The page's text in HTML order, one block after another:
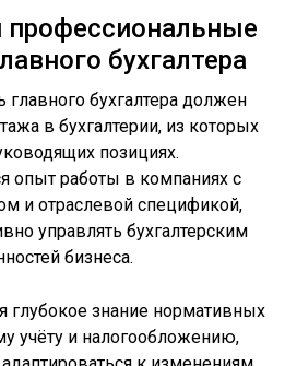
бухгалтера
бухгалтера должен
в бухгалтерии, из которых
позициях.
опыт работы в компаниях с
и отраслевой спецификой,
управлять бухгалтерским
бизнеса.
глубокое знание нормативных
учёту и налогообложению,